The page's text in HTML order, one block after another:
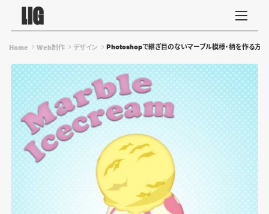
Home Web制作 デザイン Photoshopで継ぎ目のないマーブル模様・柄を作る方法